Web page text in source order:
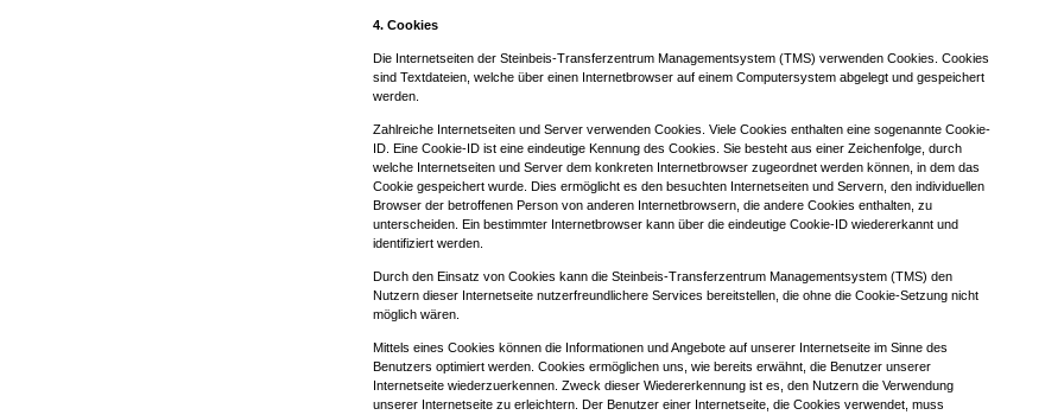
4. Cookies
Die Internetseiten der Steinbeis-Transferzentrum Managementsystem (TMS) verwenden Cookies. Cookies
sind Textdateien, welche über einen Internetbrowser auf einem Computersystem abgelegt und gespeichert
werden.
Zahlreiche Internetseiten und Server verwenden Cookies. Viele Cookies enthalten eine sogenannte Cookie-
ID. Eine Cookie-ID ist eine eindeutige Kennung des Cookies. Sie besteht aus einer Zeichenfolge, durch
welche Internetseiten und Server dem konkreten Internetbrowser zugeordnet werden können, in dem das
Cookie gespeichert wurde. Dies ermöglicht es den besuchten Internetseiten und Servern, den individuellen
Browser der betroffenen Person von anderen Internetbrowsern, die andere Cookies enthalten, zu
unterscheiden. Ein bestimmter Internetbrowser kann über die eindeutige Cookie-ID wiedererkannt und
identifiziert werden.
Durch den Einsatz von Cookies kann die Steinbeis-Transferzentrum Managementsystem (TMS) den
Nutzern dieser Internetseite nutzerfreundlichere Services bereitstellen, die ohne die Cookie-Setzung nicht
möglich wären.
Mittels eines Cookies können die Informationen und Angebote auf unserer Internetseite im Sinne des
Benutzers optimiert werden. Cookies ermöglichen uns, wie bereits erwähnt, die Benutzer unserer
Internetseite wiederzuerkennen. Zweck dieser Wiedererkennung ist es, den Nutzern die Verwendung
unserer Internetseite zu erleichtern. Der Benutzer einer Internetseite, die Cookies verwendet, muss